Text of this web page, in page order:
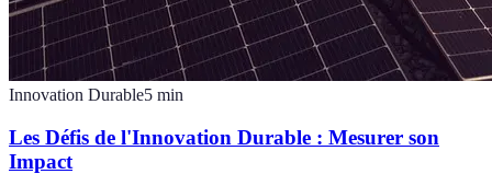
Innovation Durable5 min
Les Défis de l'Innovation Durable : Mesurer son
Impact